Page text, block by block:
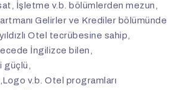
İşletme v.b. bölümlerden mezun,
Gelirler ve Krediler bölümünde
Otel tecrübesine sahip,
İngilizce bilen,
güçlü,
v.b. Otel programları